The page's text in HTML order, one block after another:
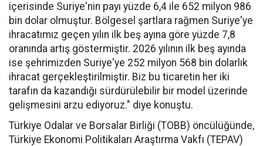
içerisinde Suriye'nin payı yüzde 6,4 ile 652 milyon 986
bin dolar olmuştur. Bölgesel şartlara rağmen Suriye'ye
ihracatımız geçen yılın ilk beş ayına göre yüzde 7,8
oranında artış göstermiştir. 2026 yılının ilk beş ayında
ise şehrimizden Suriye'ye 252 milyon 568 bin dolarlık
ihracat gerçekleştirilmiştir. Biz bu ticaretin her iki
tarafın da kazandığı sürdürülebilir bir model üzerinde
gelişmesini arzu ediyoruz." diye konuştu.
Türkiye Odalar ve Borsalar Birliği (TOBB) öncülüğünde,
Türkiye Ekonomi Politikaları Araştırma Vakfı (TEPAV)